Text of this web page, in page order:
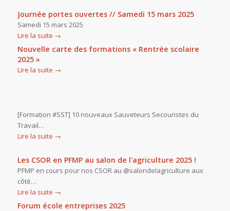
Journée portes ouvertes // Samedi 15 mars 2025
Samedi 15 mars 2025
Lire la suite →
Nouvelle carte des formations « Rentrée scolaire
2025 »
Lire la suite →
[Formation #SST] 10 nouveaux Sauveteurs Secouristes du
Travail…
Lire la suite →
Les CSOR en PFMP au salon de l'agriculture 2025 !
PFMP en cours pour nos CSOR au @salondelagriculture aux
côté…
Lire la suite →
Forum école entreprises 2025